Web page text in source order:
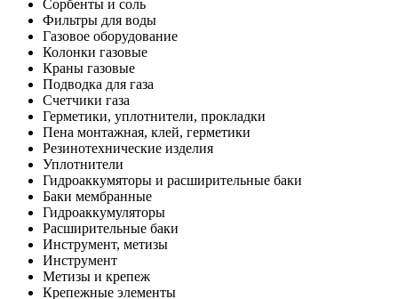
Сорбенты и соль
Фильтры для воды
Газовое оборудование
Колонки газовые
Краны газовые
Подводка для газа
Счетчики газа
Герметики, уплотнители, прокладки
Пена монтажная, клей, герметики
Резинотехнические изделия
Уплотнители
Гидроаккумяторы и расширительные баки
Баки мембранные
Гидроаккумуляторы
Расширительные баки
Инструмент, метизы
Инструмент
Метизы и крепеж
Крепежные элементы